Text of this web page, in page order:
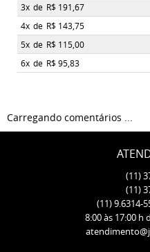
3x de R$ 191,67
4x de R$ 143,75
5x de R$ 115,00
6x de R$ 95,83
Carregando comentários ...
(11)
(11)
(11)9.6314-
8:00 às 17:00 h